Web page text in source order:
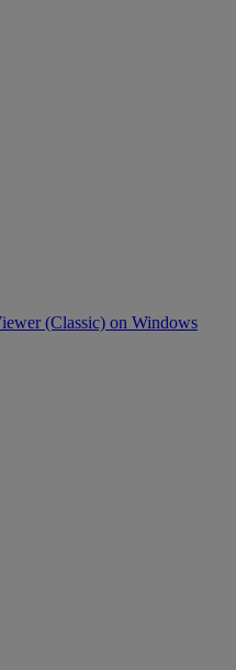
(Classic) on Windows